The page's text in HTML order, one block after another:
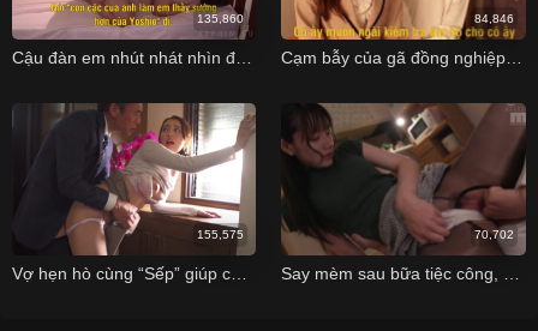
135,860 84,846
155,575 70,702